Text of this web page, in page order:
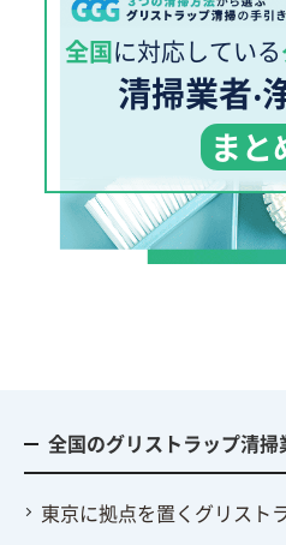
全国に対応している
清掃業者‧
まと
全国のグリストラップ清掃
東京に拠点を置くグリスト